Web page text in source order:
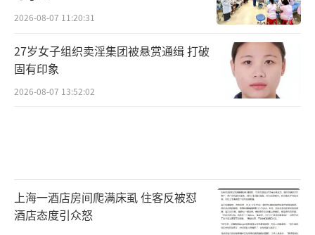
2026-08-07 11:20:31
27岁女子组织卖淫集团被悬赏通缉 打破
固有印象
2026-08-07 13:52:02
上海一酒店房间爬满床虱 住客反被怼
酒店态度引众怒